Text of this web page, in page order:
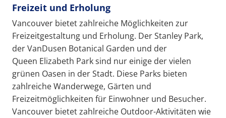
Freizeit und Erholung
Vancouver bietet zahlreiche Möglichkeiten zur
Freizeitgestaltung und Erholung. Der Stanley Park,
der VanDusen Botanical Garden und der
Queen Elizabeth Park sind nur einige der vielen
grünen Oasen in der Stadt. Diese Parks bieten
zahlreiche Wanderwege, Gärten und
Freizeitmöglichkeiten für Einwohner und Besucher.
Vancouver bietet zahlreiche Outdoor-Aktivitäten wie